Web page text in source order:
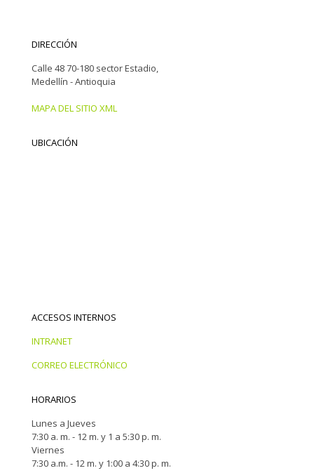
DIRECCIÓN
Calle 48 70-180 sector Estadio,
Medellín - Antioquia
MAPA DEL SITIO XML
UBICACIÓN
ACCESOS INTERNOS
INTRANET
CORREO ELECTRÓNICO
HORARIOS
Lunes a Jueves
7:30 a. m. - 12 m. y 1 a 5:30 p. m.
Viernes
7:30 a.m. - 12 m. y 1:00 a 4:30 p. m.